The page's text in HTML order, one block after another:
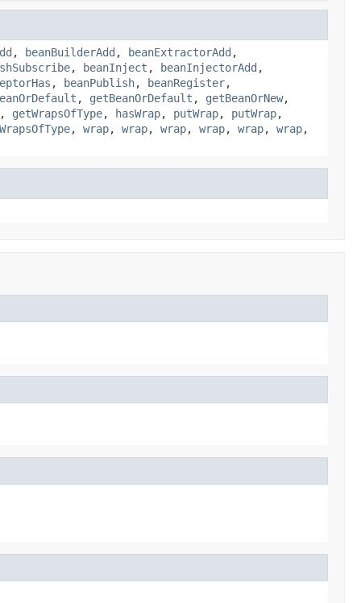
, beanBuilderAdd , beanExtractorAdd ,
, beanInject , beanInjectorAdd ,
, beanPublish, beanRegister,
, getBeanOrDefault , getBeanOrNew,
, getWrapsOfType, hasWrap, putWrap, putWrap,
, wrap, wrap, wrap, wrap, wrap, wrap,